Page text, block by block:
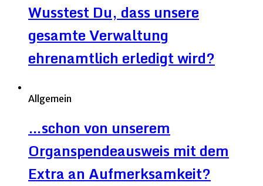
Wusstest Du, dass unsere
gesamte Verwaltung
ehrenamtlich erledigt wird?
Allgemein
…schon von unserem
Organspendeausweis mit dem
Extra an Aufmerksamkeit?